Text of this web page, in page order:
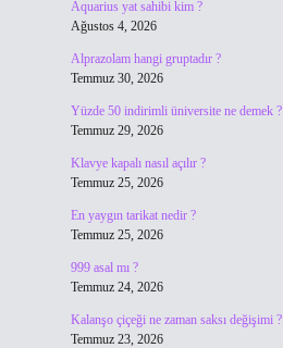
Aquarius yat sahibi kim ?
Ağustos 4, 2026
Alprazolam hangi gruptadır ?
Temmuz 30, 2026
Yüzde 50 indirimli üniversite ne demek ?
Temmuz 29, 2026
Klavye kapalı nasıl açılır ?
Temmuz 25, 2026
En yaygın tarikat nedir ?
Temmuz 25, 2026
999 asal mı ?
Temmuz 24, 2026
Kalanşo çiçeği ne zaman saksı değişimi ?
Temmuz 23, 2026